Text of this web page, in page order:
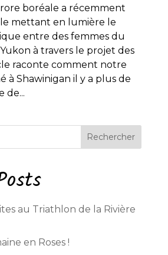
boréale a récemment
mettant en lumière le
entre des femmes du
à travers le projet des
raconte comment notre
à Shawinigan il y a plus de
de...
Rechercher
au Triathlon de la Rivière
en Roses !